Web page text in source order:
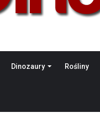
Dinozaury Rośliny